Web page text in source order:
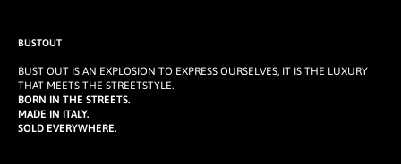
BUSTOUT
BUST OUT IS AN EXPLOSION TO EXPRESS OURSELVES, IT IS THE LUXURY
THAT MEETS THE STREETSTYLE.
BORN IN THE STREETS.
MADE IN ITALY.
SOLD EVERYWHERE.